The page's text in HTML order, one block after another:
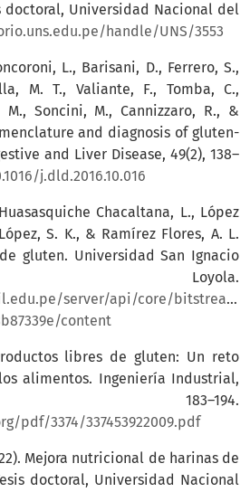
doctoral, Universidad Nacional del
handle/UNS/3553
L., Barisani, D., Ferrero, S.,
M. T., Valiante, F., Tomba, C.,
Soncini, M., Cannizzaro, R., &
and diagnosis of gluten-
and Liver Disease, 49(2), 138–
j.dld.2016.10.016
Chacaltana, L., López
S. K., & Ramírez Flores, A. L.
gluten. Universidad San Ignacio
server/api/core/
content
libres de gluten: Un reto
alimentos. Ingeniería Industrial,
pdf/3374/337453922009.pdf
Mejora nutricional de harinas de
doctoral, Universidad Nacional